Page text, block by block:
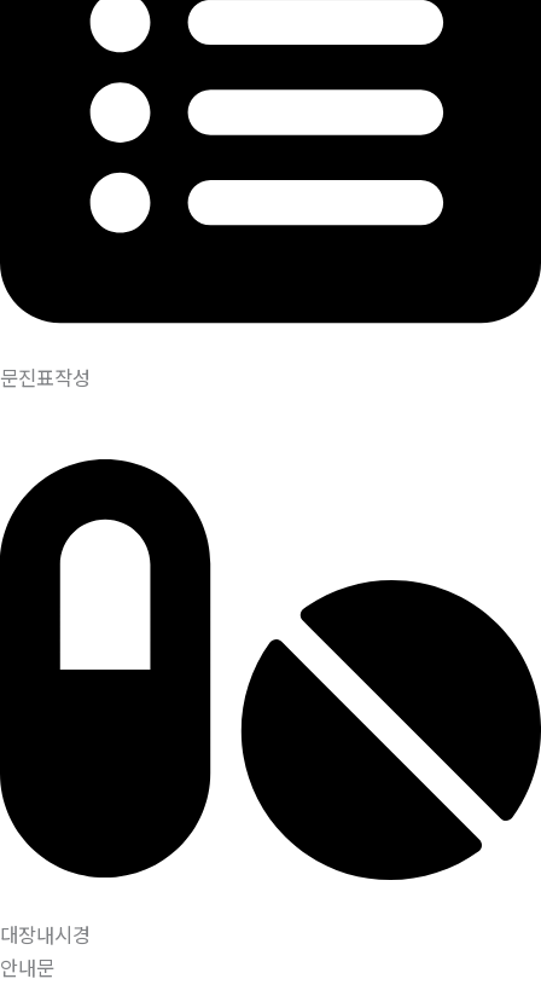
문진표작성
대장내시경
안내문